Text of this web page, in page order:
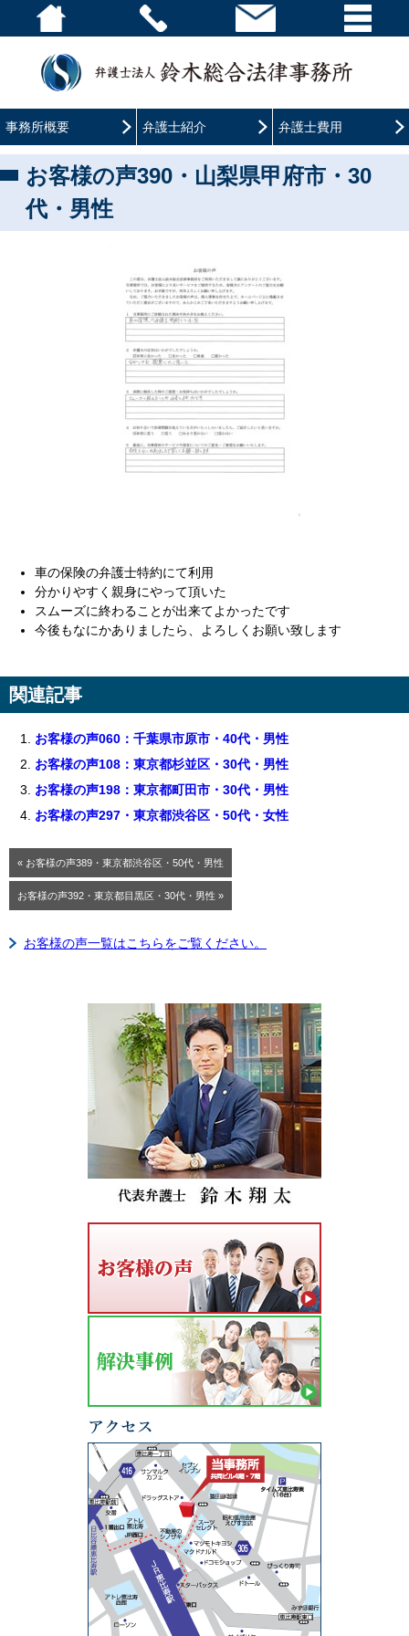
事務所概要 弁護士紹介 弁護士費用
お客様の声390・山梨県甲府市・30
代・男性
車の保険の弁護士特約にて利用
分かりやすく親身にやって頂いた
スムーズに終わることが出来てよかったです
今後もなにかありましたら、よろしくお願い致します
関連記事
お客様の声060：千葉県市原市・40代・男性
お客様の声108：東京都杉並区・30代・男性
お客様の声198：東京都町田市・30代・男性
お客様の声297・東京都渋谷区・50代・女性
« お客様の声389・東京都渋谷区・50代・男性
お客様の声392・東京都目黒区・30代・男性 »
お客様の声一覧はこちらをご覧ください。